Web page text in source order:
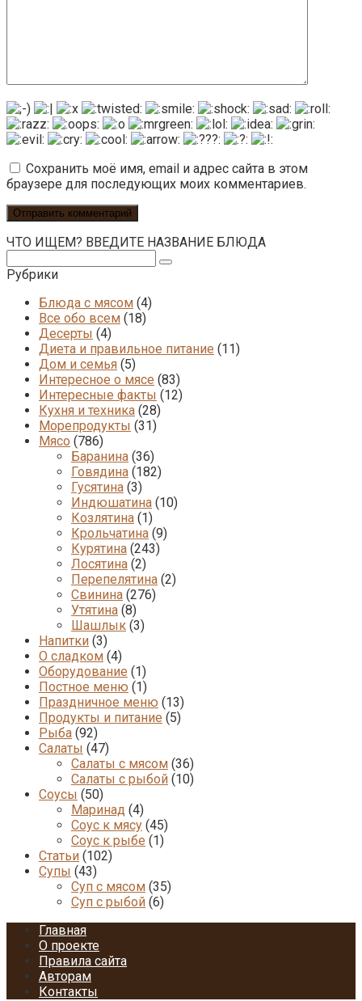
Сохранить моё имя, email и адрес сайта в этом
браузере для последующих моих комментариев.
ЧТО ИЩЕМ? ВВЕДИТЕ НАЗВАНИЕ БЛЮДА
Рубрики
Блюда с мясом (4)
Все обо всем (18)
Десерты (4)
Диета и правильное питание (11)
Дом и семья (5)
Интересное о мясе (83)
Интересные факты (12)
Кухня и техника (28)
Морепродукты (31)
Мясо (786)
Баранина (36)
Говядина (182)
Гусятина (3)
Индюшатина (10)
Козлятина (1)
Крольчатина (9)
Курятина (243)
Лосятина (2)
Перепелятина (2)
Свинина (276)
Утятина (8)
Шашлык (3)
Напитки (3)
О сладком (4)
Оборудование (1)
Постное меню (1)
Праздничное меню (13)
Продукты и питание (5)
Рыба (92)
Салаты (47)
Салаты с мясом (36)
Салаты с рыбой (10)
Соусы (50)
Маринад (4)
Соус к мясу (45)
Соус к рыбе (1)
Статьи (102)
Супы (43)
Суп с мясом (35)
Суп с рыбой (6)
Главная
О проекте
Правила сайта
Авторам
Контакты